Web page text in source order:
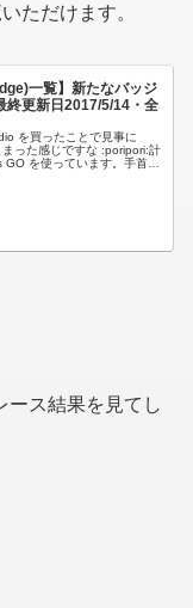
ただけます。
一覧】新たなバッジ
終更新日2017/5/14・全
を買ったことで見事に
った感じですな :poripori:計
を使っています。手首に
ース結果を見てし